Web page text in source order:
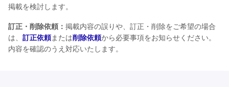
掲載を検討します。
訂正・削除依頼： 掲載内容の誤りや、訂正・削除をご希望の場合
は、 訂正依頼または削除依頼から必要事項をお知らせください。
内容を確認のうえ対応いたします。